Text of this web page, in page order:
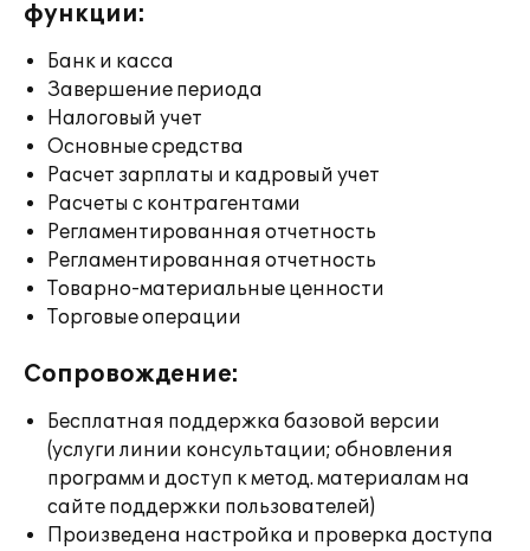
функции:
Банк и касса
Завершение периода
Налоговый учет
Основные средства
Расчет зарплаты и кадровый учет
Расчеты с контрагентами
Регламентированная отчетность
Регламентированная отчетность
Товарно-материальные ценности
Торговые операции
Сопровождение:
Бесплатная поддержка базовой версии
(услуги линии консультации; обновления
программ и доступ к метод. материалам на
сайте поддержки пользователей)
Произведена настройка и проверка доступа